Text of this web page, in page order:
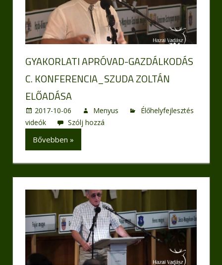
GYAKORLATI APRÓVAD-GAZDÁLKODÁS
C. KONFERENCIA_SZUDA ZOLTÁN
ELŐADÁSA
2017-10-06 Menyus
Élőhelyfejlesztés
videók
Szólj hozzá
Bővebben »